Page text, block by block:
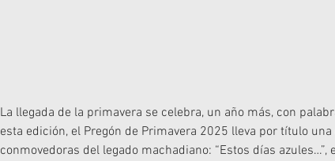
La llegada de la primavera se celebra, un año más, con
esta edición, el Pregón de Primavera 2025 lleva por título
conmovedoras del legado machadiano: “Estos días azules…”,